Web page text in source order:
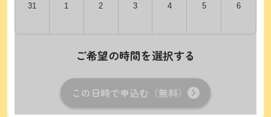
31 1 2 3 4 5 6
ご希望の時間を選択する
この日時で申込む（無料）